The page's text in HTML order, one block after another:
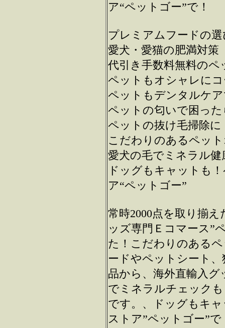
ア“ペットゴー”で！
プレミアムフードの選
愛犬・愛猫の肥満対策
代引き手数料無料のペ
ペットもオシャレに
ペットもデンタルケ
ペットの匂いで困った
ペットの抜け毛掃除に
こだわりのあるペッ
愛犬の毛でミネラル
ドッグもキャットも
ア“ペットゴー”
常時2000点を取り揃
ッズ専門Ｅコマース”
た！こだわりのある
ードやペットシート
品から、海外直輸入
でミネラルチェック
です。、ドッグもキ
ストア”ペットゴー”で